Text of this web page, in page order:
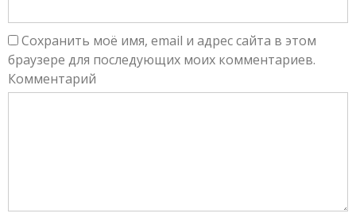
Сохранить моё имя, email и адрес сайта в этом
браузере для последующих моих комментариев.
Комментарий